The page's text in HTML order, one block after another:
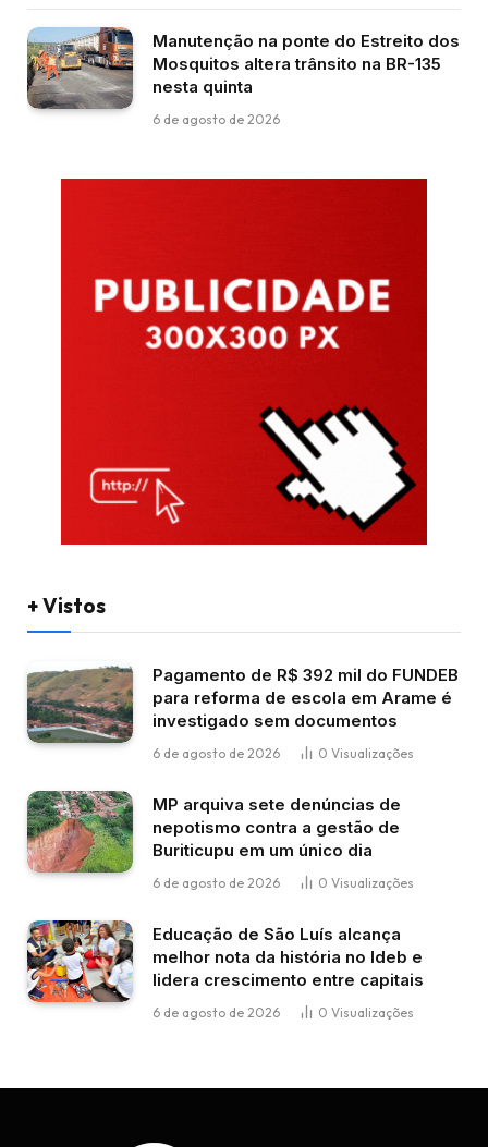
Manutenção na ponte do Estreito dos
Mosquitos altera trânsito na BR-135
nesta quinta
6 de agosto de 2026
+ Vistos
Pagamento de R$ 392 mil do FUNDEB
para reforma de escola em Arame é
investigado sem documentos
6 de agosto de 2026 0 Visualizações
MP arquiva sete denúncias de
nepotismo contra a gestão de
Buriticupu em um único dia
6 de agosto de 2026 0 Visualizações
Educação de São Luís alcança
melhor nota da história no Ideb e
lidera crescimento entre capitais
6 de agosto de 2026 0 Visualizações